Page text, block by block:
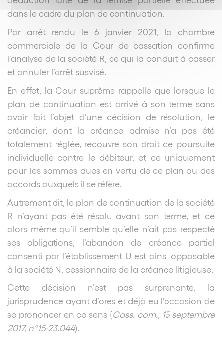
dans le cadre du plan de continuation.
Par arrêt rendu le 6 janvier 2021, la chambre
commerciale de la Cour de cassation confirme
l’analyse de la société R, ce qui la conduit à casser
et annuler l’arrêt susvisé.
En effet, la Cour suprême rappelle que lorsque le
plan de continuation est arrivé à son terme sans
avoir fait l’objet d’une décision de résolution, le
créancier, dont la créance admise n’a pas été
totalement réglée, recouvre son droit de poursuite
individuelle contre le débiteur, et ce uniquement
pour les sommes dues en vertu de ce plan ou des
accords auxquels il se réfère.
Autrement dit, le plan de continuation de la société
R n’ayant pas été résolu avant son terme, et ce
alors même qu’il semble qu’elle n’ait pas respecté
ses obligations, l’abandon de créance partiel
consenti par l’établissement U est ainsi opposable
à la société N, cessionnaire de la créance litigieuse.
Cette décision n’est pas surprenante, la
jurisprudence ayant d’ores et déjà eu l’occasion de
se prononcer en ce sens (Cass. com., 15 septembre
2017, n°15-23.044).